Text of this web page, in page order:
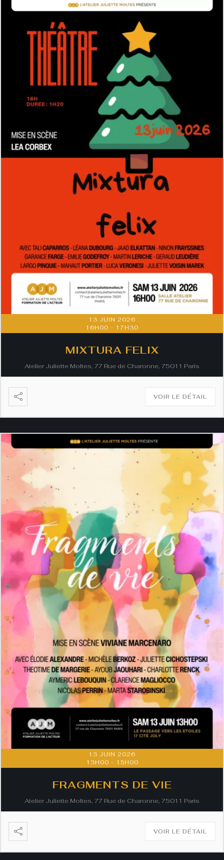
13 JUIN 2026
16H00 - 17H30
MIXTURA FELIX
Atelier Juliette Moltes, 77 Rue de Charonne, 75011 Paris
VOIR LE DÉTAIL
13 JUIN 2026
13H00 - 15H00
FRAGMENTS DE VIE
Atelier Juliette Moltes, 77 Rue de Charonne, 75011 Paris
VOIR LE DÉTAIL